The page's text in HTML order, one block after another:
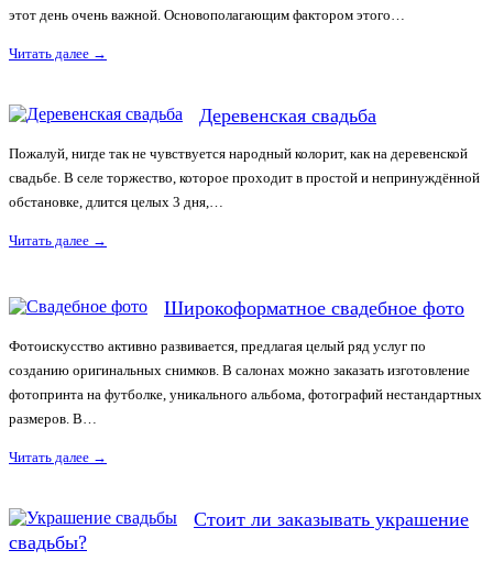
этот день очень важной. Основополагающим фактором этого…
Читать далее →
Деревенская свадьба
Пожалуй, нигде так не чувствуется народный колорит, как на деревенской
свадьбе. В селе торжество, которое проходит в простой и непринуждённой
обстановке, длится целых 3 дня,…
Читать далее →
Широкоформатное свадебное фото
Фотоискусство активно развивается, предлагая целый ряд услуг по
созданию оригинальных снимков. В салонах можно заказать изготовление
фотопринта на футболке, уникального альбома, фотографий нестандартных
размеров. В…
Читать далее →
Стоит ли заказывать украшение
свадьбы?